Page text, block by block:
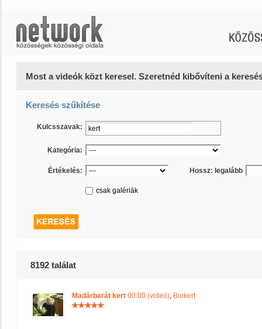
Most a videók közt keresel. Szeretnéd kibővíteni a
Keresés szűkítése
Kulcsszavak:
Kategória:
Értékelés: Hossz: legalább
csak galériák
8192 találat
Madárbarát kert 00:00 (videó), Biokert